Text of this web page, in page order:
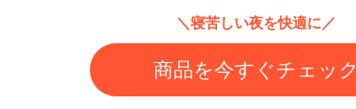
＼寝苦しい夜を快適に／
商品を今すぐチェック